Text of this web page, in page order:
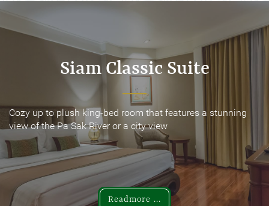
Siam Classic Suite
Cozy up to plush king-bed room that features a stunning
view of the Pa Sak River or a city view
Readmore ...
Siam Classic Suite
Cozy up to plush king-bed room that features a stunning
view of the Pa Sak River or a city view
Readmore ...